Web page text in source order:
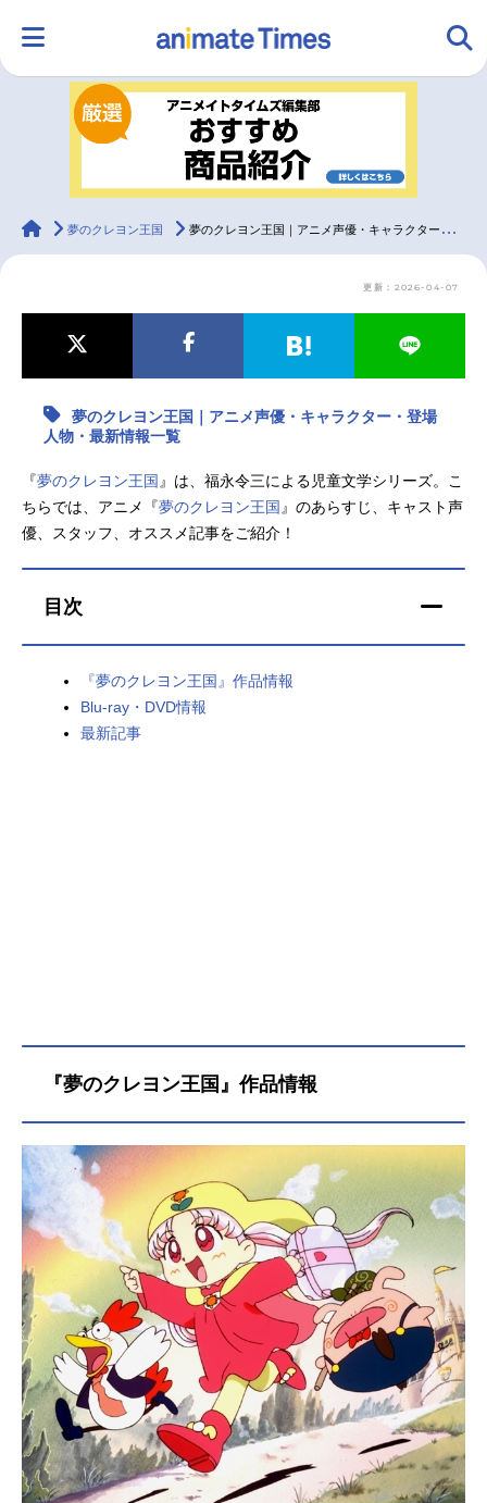
ランキング アニメ
ラジオ みんなの声
最新記事一覧
アニメ記事一覧 声優記事一覧
アニメ映画一覧 実写化映画一覧
今期アニメ曜日別一覧
春アニメ
男性声優/女性声優一覧
animateTimes
夢のクレヨン王国 夢のクレヨン王国｜アニメ声優・キャラクター・登場人物・最新情報一覧
更新：2026-04-07
夢のクレヨン王国｜アニメ声優・キャラクター・登場
人物・最新情報一覧
『夢のクレヨン王国 』は、福永令三による児童文学シリーズ。こ
ちらでは、アニメ『夢のクレヨン王国 』のあらすじ、キャスト声
優、スタッフ、オススメ記事をご紹介！
目次
『夢のクレヨン王国』作品情報
Blu-ray・DVD情報
最新記事
『夢のクレヨン王国』作品情報